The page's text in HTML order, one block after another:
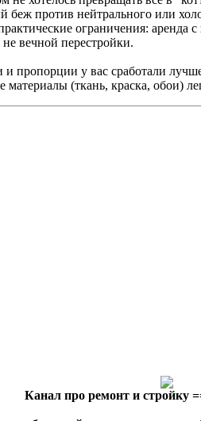
против нейтрального или
ограничения:
вечной перестройки.
и пропорции у вас сработали
(ткань, краска, обои)
Канал про ремонт и стройку